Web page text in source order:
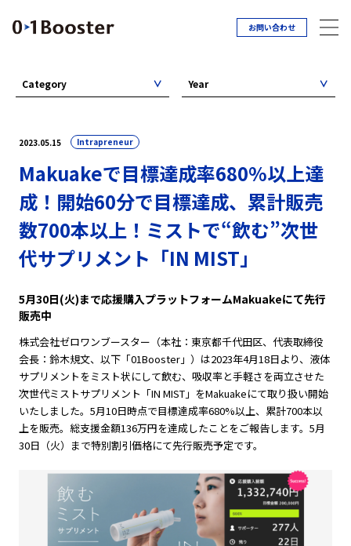
お問い合わせ
2023.05.15 Intrapreneur
Makuakeで目標達成率680%以上達
成！開始60分で目標達成、累計販売
数700本以上！ミストで“飲む”次世
代サプリメント「IN MIST」
5月30日(火)まで応援購入プラットフォームMakuakeにて先行
販売中
株式会社ゼロワンブースター（本社：東京都千代田区、代表取締役
会長：鈴木規文、以下「01Booster」）は2023年4月18日より、液体
サプリメントをミスト状にして飲む、吸収率と手軽さを両立させた
次世代ミストサプリメント「IN MIST」をMakuakeにて取り扱い開始
いたしました。5月10日時点で目標達成率680%以上、累計700本以
上を販売。総支援金額136万円を達成したことをご報告します。5月
30日（火）まで特別割引価格にて先行販売予定です。
Category Year